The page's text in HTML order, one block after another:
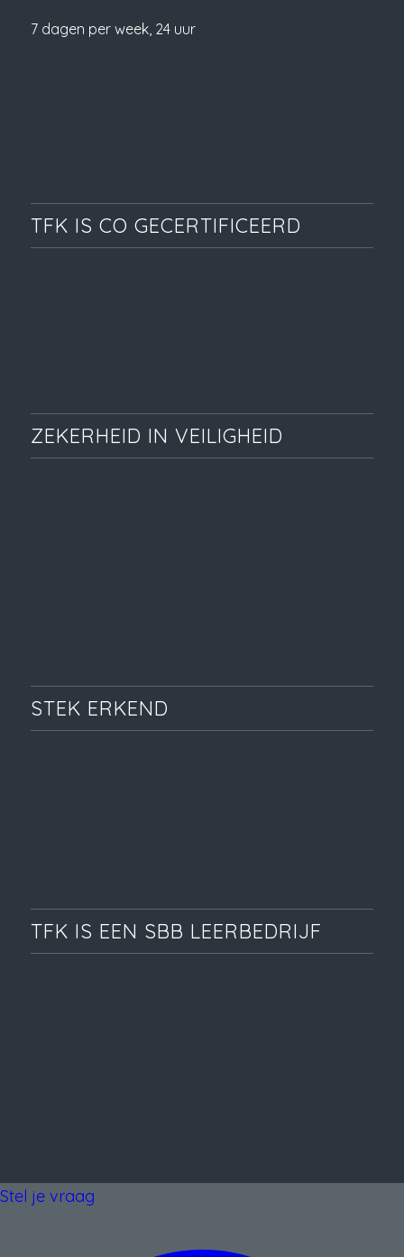
7 dagen per week, 24 uur
TFK IS CO GECERTIFICEERD
ZEKERHEID IN VEILIGHEID
STEK ERKEND
TFK IS EEN SBB LEERBEDRIJF
Stel je vraag